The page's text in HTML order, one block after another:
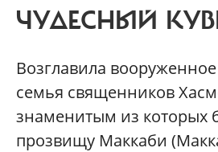
ЧУДЕСНЫЙ
Возглавила
семья священников
знаменитым из которых
прозвищу Маккаби